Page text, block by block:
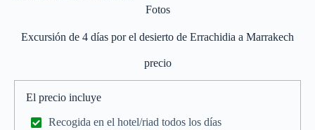
Fotos
Excursión de 4 días por el desierto de Errachidia a Marrakech
precio
El precio incluye
Recogida en el hotel/riad todos los días